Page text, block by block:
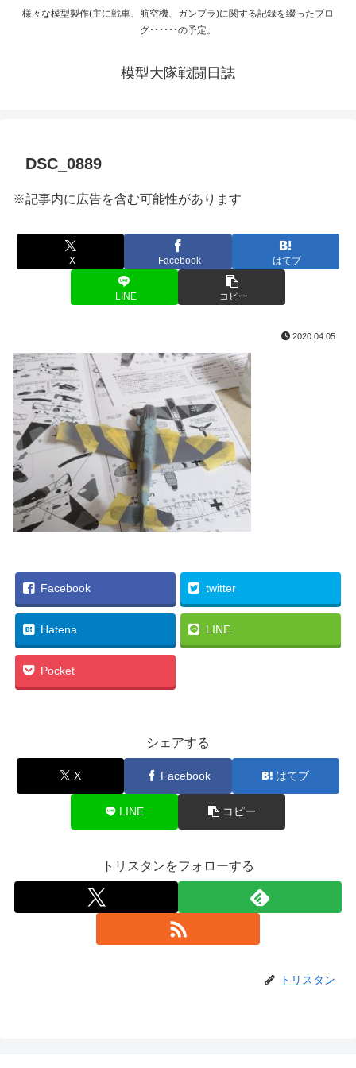
様々な模型製作(主に戦車、航空機、ガンプラ)に関する記録を綴ったブロ
グ･･････の予定。
模型大隊戦闘日誌
DSC_0889
※記事内に広告を含む可能性があります
X Facebook はてブ
LINE コピー
2020.04.05
Facebook twitter
Hatena LINE
Pocket
シェアする
X Facebook はてブ
LINE コピー
トリスタンをフォローする
トリスタン